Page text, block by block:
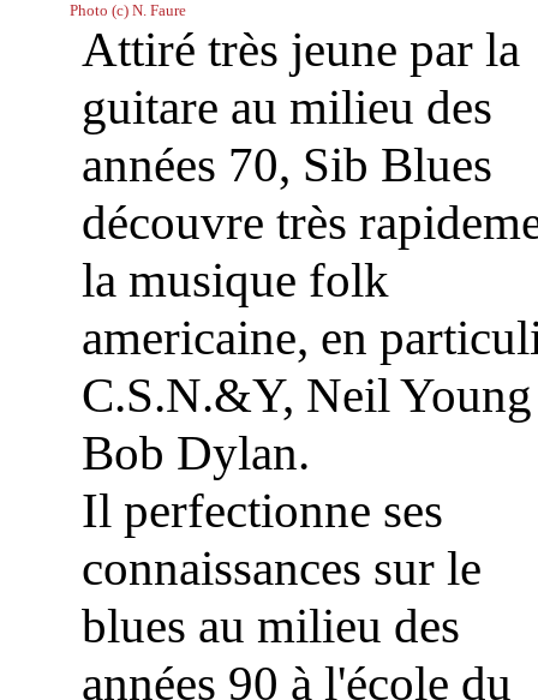
Photo (c) N. Faure
Attiré très jeune par la
guitare au milieu des
années 70, Sib Blues
découvre très
la musique folk
americaine, en
C.S.N.&Y, Neil
Bob Dylan.
Il perfectionne ses
connaissances sur le
blues au milieu des
années 90 à l'école du